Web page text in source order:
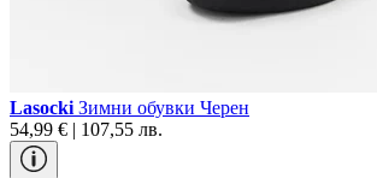
Lasocki Зимни обувки Черен
54,99 € | 107,55 лв.